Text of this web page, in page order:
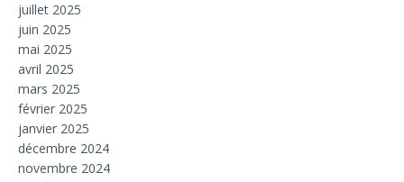
juillet 2025
juin 2025
mai 2025
avril 2025
mars 2025
février 2025
janvier 2025
décembre 2024
novembre 2024